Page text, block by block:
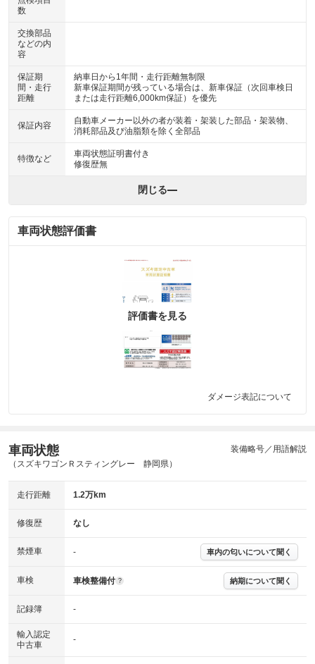
数
交換部品
などの内
容
保証期
間・走行
距離
納車日から1年間・走行距離無制限
新車保証期間が残っている場合は、新車保証（次回車検日
または走行距離6,000km保証）を優先
保証内容
自動車メーカー以外の者が装着・架装した部品・架装物、
消耗部品及び油脂類を除く全部品
特徴など
車両状態証明書付き
修復歴無
閉じる
車両状態評価書
評価書を見る
ダメージ表記について
車両状態
（スズキワゴンＲスティングレー 静岡県）
装備略号／用語解説
走行距離 1.2万km
修復歴 なし
禁煙車 - 車内の匂いについて聞く
車検 車検整備付 ? 納期について聞く
記録簿 -
輸入認定
中古車
-